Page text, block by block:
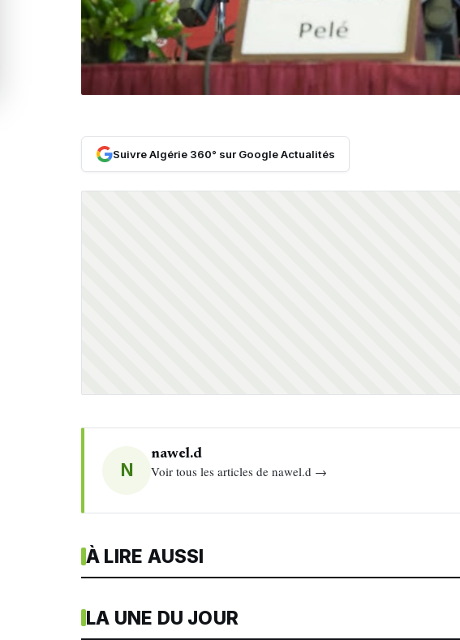
Suivre Algérie 360° sur Google Actualités
N
nawel.d
Voir tous les articles de nawel.d →
À LIRE AUSSI
LA UNE DU JOUR